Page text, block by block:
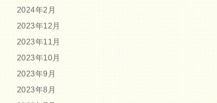
2024年2月
2023年12月
2023年11月
2023年10月
2023年9月
2023年8月